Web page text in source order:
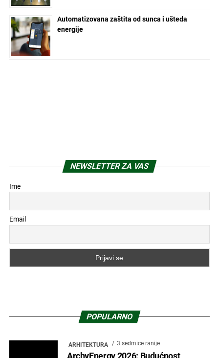
Automatizovana zaštita od sunca i ušteda
energije
NEWSLETTER ZA VAS
Ime
Email
POPULARNO
ARHITEKTURA 3 sedmice ranije